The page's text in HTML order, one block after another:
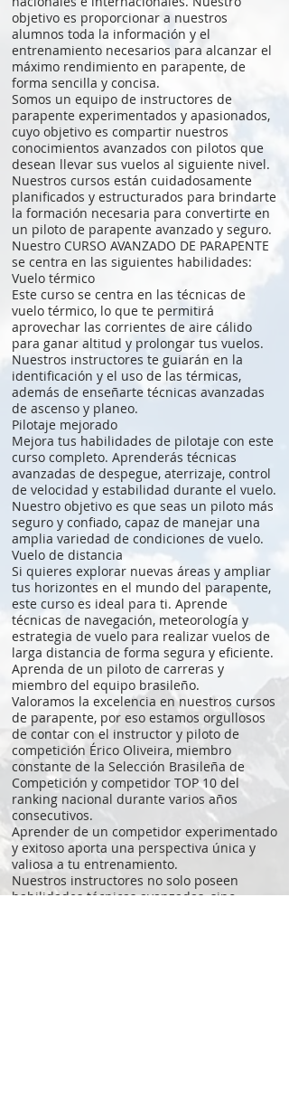
objetivo es proporcionar a nuestros
alumnos toda la información y el
entrenamiento necesarios para alcanzar el
máximo rendimiento en parapente, de
forma sencilla y concisa.
Somos un equipo de instructores de
parapente experimentados y apasionados,
cuyo objetivo es compartir nuestros
conocimientos avanzados con pilotos que
desean llevar sus vuelos al siguiente nivel.
Nuestros cursos están cuidadosamente
planificados y estructurados para brindarte
la formación necesaria para convertirte en
un piloto de parapente avanzado y seguro.
Nuestro CURSO AVANZADO DE PARAPENTE
se centra en las siguientes habilidades:
Vuelo térmico
Este curso se centra en las técnicas de
vuelo térmico, lo que te permitirá
aprovechar las corrientes de aire cálido
para ganar altitud y prolongar tus vuelos.
Nuestros instructores te guiarán en la
identificación y el uso de las térmicas,
además de enseñarte técnicas avanzadas
de ascenso y planeo.
Pilotaje mejorado
Mejora tus habilidades de pilotaje con este
curso completo. Aprenderás técnicas
avanzadas de despegue, aterrizaje, control
de velocidad y estabilidad durante el vuelo.
Nuestro objetivo es que seas un piloto más
seguro y confiado, capaz de manejar una
amplia variedad de condiciones de vuelo.
Vuelo de distancia
Si quieres explorar nuevas áreas y ampliar
tus horizontes en el mundo del parapente,
este curso es ideal para ti. Aprende
técnicas de navegación, meteorología y
estrategia de vuelo para realizar vuelos de
larga distancia de forma segura y eficiente.
Aprenda de un piloto de carreras y
miembro del equipo brasileño.
Valoramos la excelencia en nuestros cursos
de parapente, por eso estamos orgullosos
de contar con el instructor y piloto de
competición Érico Oliveira, miembro
constante de la Selección Brasileña de
Competición y competidor TOP 10 del
ranking nacional durante varios años
consecutivos.
Aprender de un competidor experimentado
y exitoso aporta una perspectiva única y
valiosa a tu entrenamiento.
Nuestros instructores no solo poseen
habilidades técnicas avanzadas, sino